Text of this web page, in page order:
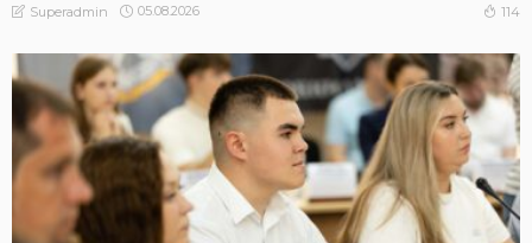
Superadmin 05.08.2026 114